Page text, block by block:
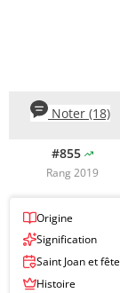
Noter (18)
#855
Rang 2019
Origine
Signification
Saint Joan et fête
Histoire